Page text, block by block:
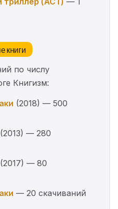
книги
по числу
Книгизм:
(2018) — 500
(2013) — 280
(2017) — 80
— 20 скачиваний